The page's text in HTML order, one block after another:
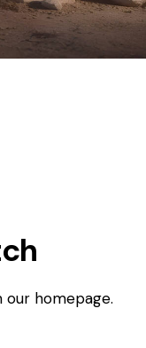
our homepage.